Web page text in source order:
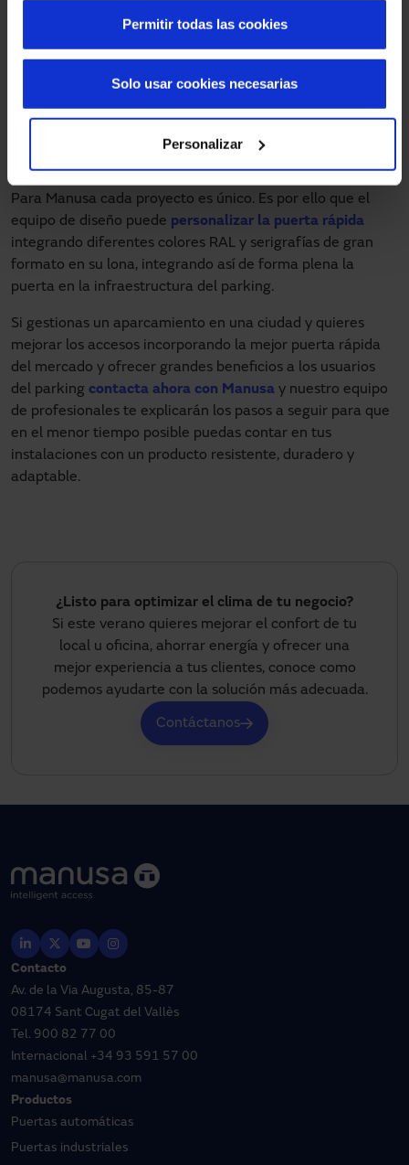
Permitir todas las cookies
Personalizar
Solo usar cookies necesarias
para la gestión.
Sistema variador de velocidad: gracias a este
evitando golpes y reduciendo cualquier tipo de avería.
Puertas rápidas personalizadas
Para Manusa cada proyecto es único. Es por ello que el
equipo de diseño puede personalizar la puerta rápida
integrando diferentes colores RAL y serigrafías de gran
formato en su lona, integrando así de forma plena la
puerta en la infraestructura del parking.
Si gestionas un aparcamiento en una ciudad y quieres
mejorar los accesos incorporando la mejor puerta rápida
del mercado y ofrecer grandes beneficios a los usuarios
del parking contacta ahora con Manusa y nuestro equipo
de profesionales te explicarán los pasos a seguir para que
en el menor tiempo posible puedas contar en tus
instalaciones con un producto resistente, duradero y
adaptable.
¿Listo para optimizar el clima de tu negocio?
Si este verano quieres mejorar el confort de tu
local u oficina, ahorrar energía y ofrecer una
mejor experiencia a tus clientes, conoce como
podemos ayudarte con la solución más adecuada.
Contáctanos
Contacto
Av. de la Via Augusta, 85-87
08174 Sant Cugat del Vallès
Tel. 900 82 77 00
Internacional +34 93 591 57 00
manusa@manusa.com
Productos
Puertas automáticas
Puertas industriales